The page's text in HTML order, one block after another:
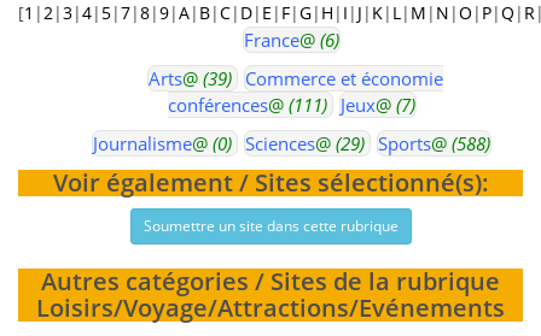
[1 |2|3|4| 5|7|8|9|A| B|C| D| E | F|G| H | I | J | K| L| M | N |O | P|Q | R
France@ (6)
Arts@ (39)
Commerce et économie
conférences@ (111) Jeux@ (7)
Journalisme@ (0) Sciences@ (29) Sports@ (588)
Voir également / Sites sélectionné(s):
Soumettre un site dans cette rubrique
Autres catégories / Sites de la rubrique
Loisirs/Voyage/Attractions/Evénements